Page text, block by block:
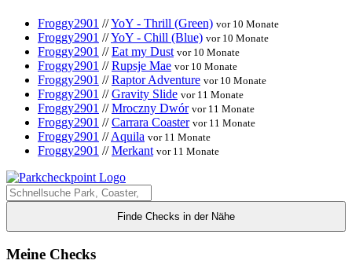
Froggy2901 //YoY - Thrill (Green) vor 10 Monate
Froggy2901 //YoY - Chill (Blue) vor 10 Monate
Froggy2901 //Eat my Dust vor 10 Monate
Froggy2901 //Rupsje Mae vor 10 Monate
Froggy2901 //Raptor Adventure vor 10 Monate
Froggy2901 //Gravity Slide vor 11 Monate
Froggy2901 //Mroczny Dwór vor 11 Monate
Froggy2901 //Carrara Coaster vor 11 Monate
Froggy2901 //Aquila vor 11 Monate
Froggy2901 //Merkant vor 11 Monate
Finde Checks in der Nähe
Meine Checks